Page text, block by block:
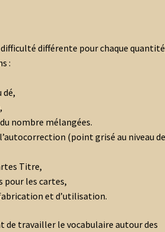
difficulté différente pour chaque
:
dé,
nombre mélangées.
(point grisé au niveau
Titre,
pour les cartes,
et d’utilisation.
de travailler le vocabulaire autour des